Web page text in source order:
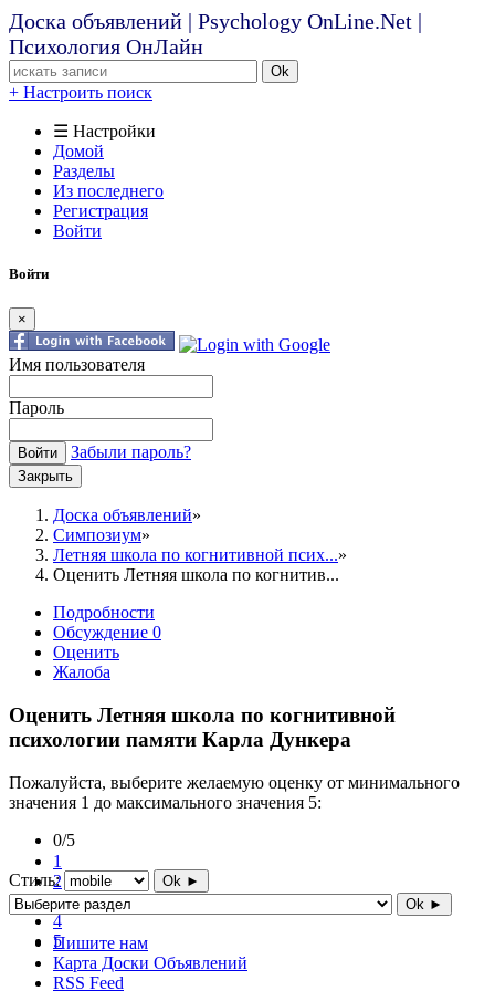
Доска объявлений | Psychology OnLine.Net |
Психология ОнЛайн
Ok
+ Настроить поиск
☰ Настройки
Домой
Разделы
Из последнего
Регистрация
Войти
Войти
×
Имя пользователя
Пароль
Войти Забыли пароль?
Закрыть
Доска объявлений
Симпозиум
Летняя школа по когнитивной псих...
Оценить Летняя школа по когнитив...
Подробности
Обсуждение 0
Оценить
Жалоба
Оценить Летняя школа по когнитивной
психологии памяти Карла Дункера
Пожалуйста, выберите желаемую оценку от минимального
значения 1 до максимального значения 5:
0/5
1
2
3
4
5
Стиль:
Ok ►
Ok ►
Пишите нам
Карта Доски Объявлений
RSS Feed